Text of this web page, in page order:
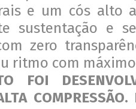
e um cós alto
sustentação e
zero
ritmo com
FOI